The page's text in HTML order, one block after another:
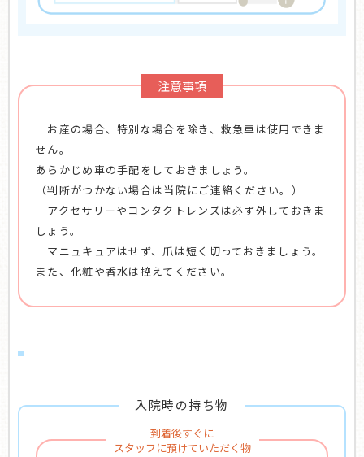
注意事項
お産の場合、特別な場合を除き、救急車は使用できま
せん。
あらかじめ車の手配をしておきましょう。
（判断がつかない場合は当院にご連絡ください。）
アクセサリーやコンタクトレンズは必ず外しておきま
しょう。
マニュキュアはせず、爪は短く切っておきましょう。
また、化粧や香水は控えてください。
入院時の持ち物
到着後すぐに
スタッフに預けていただく物